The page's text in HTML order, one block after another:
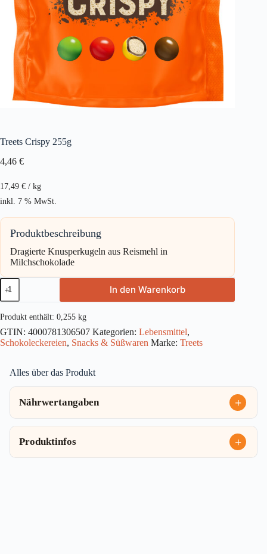
Treets Crispy 255g
4,46 €
17,49 € / kg
inkl. 7 % MwSt.
Produktbeschreibung
Dragierte Knusperkugeln aus Reismehl in
Milchschokolade
Treets
Crispy
255g
Menge
In den Warenkorb
Produkt enthält: 0,255 kg
GTIN: 4000781306507 Kategorien: Lebensmittel,
Schokoleckereien, Snacks & Süßwaren Marke: Treets
Alles über das Produkt
Nährwertangaben
Produktinfos